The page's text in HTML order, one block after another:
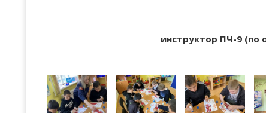
инструктор ПЧ-9 (по